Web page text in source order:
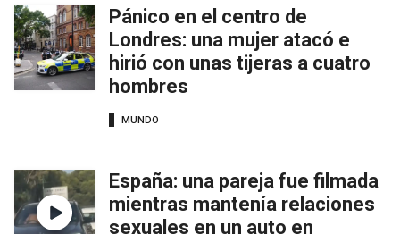
Pánico en el centro de
Londres: una mujer atacó e
hirió con unas tijeras a cuatro
hombres
MUNDO
España: una pareja fue filmada
mientras mantenía relaciones
sexuales en un auto en